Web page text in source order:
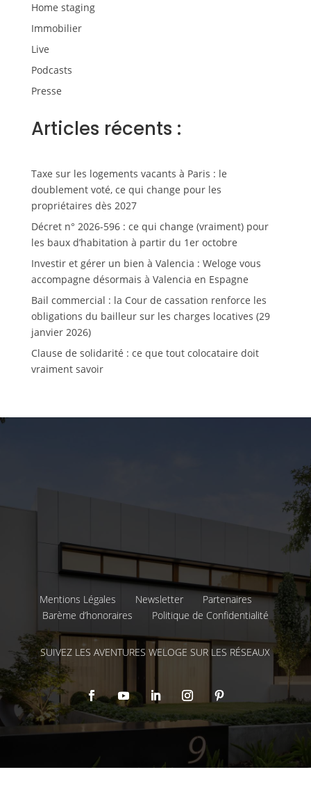
Home staging
Immobilier
Live
Podcasts
Presse
Articles récents :
Taxe sur les logements vacants à Paris : le
doublement voté, ce qui change pour les
propriétaires dès 2027
Décret n° 2026-596 : ce qui change (vraiment) pour
les baux d’habitation à partir du 1er octobre
Investir et gérer un bien à Valencia : Weloge vous
accompagne désormais à Valencia en Espagne
Bail commercial : la Cour de cassation renforce les
obligations du bailleur sur les charges locatives (29
janvier 2026)
Clause de solidarité : ce que tout colocataire doit
vraiment savoir
Mentions Légales Newsletter
Partenaires
Barème d’honoraires
Politique de Confidentialité
SUIVEZ LES AVENTURES WELOGE SUR LES RÉSEAUX